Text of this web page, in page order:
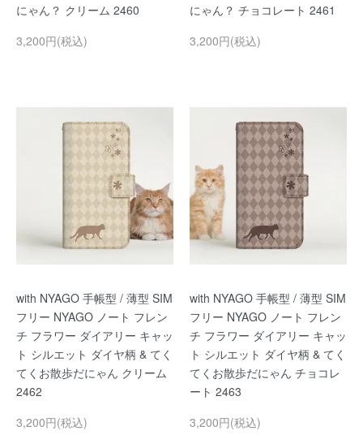
にゃん？ クリーム 2460
3,200円(税込)
にゃん？ チョコレート 2461
3,200円(税込)
with NYAGO 手帳型 / 薄型 SIM
フリー NYAGO ノート フレン
チ フラワー ダイアリー キャッ
ト シルエット ダイヤ柄 & てく
てくお散歩だにゃん クリーム
2462
3,200円(税込)
with NYAGO 手帳型 / 薄型 SIM
フリー NYAGO ノート フレン
チ フラワー ダイアリー キャッ
ト シルエット ダイヤ柄 & てく
てくお散歩だにゃん チョコレ
ート 2463
3,200円(税込)